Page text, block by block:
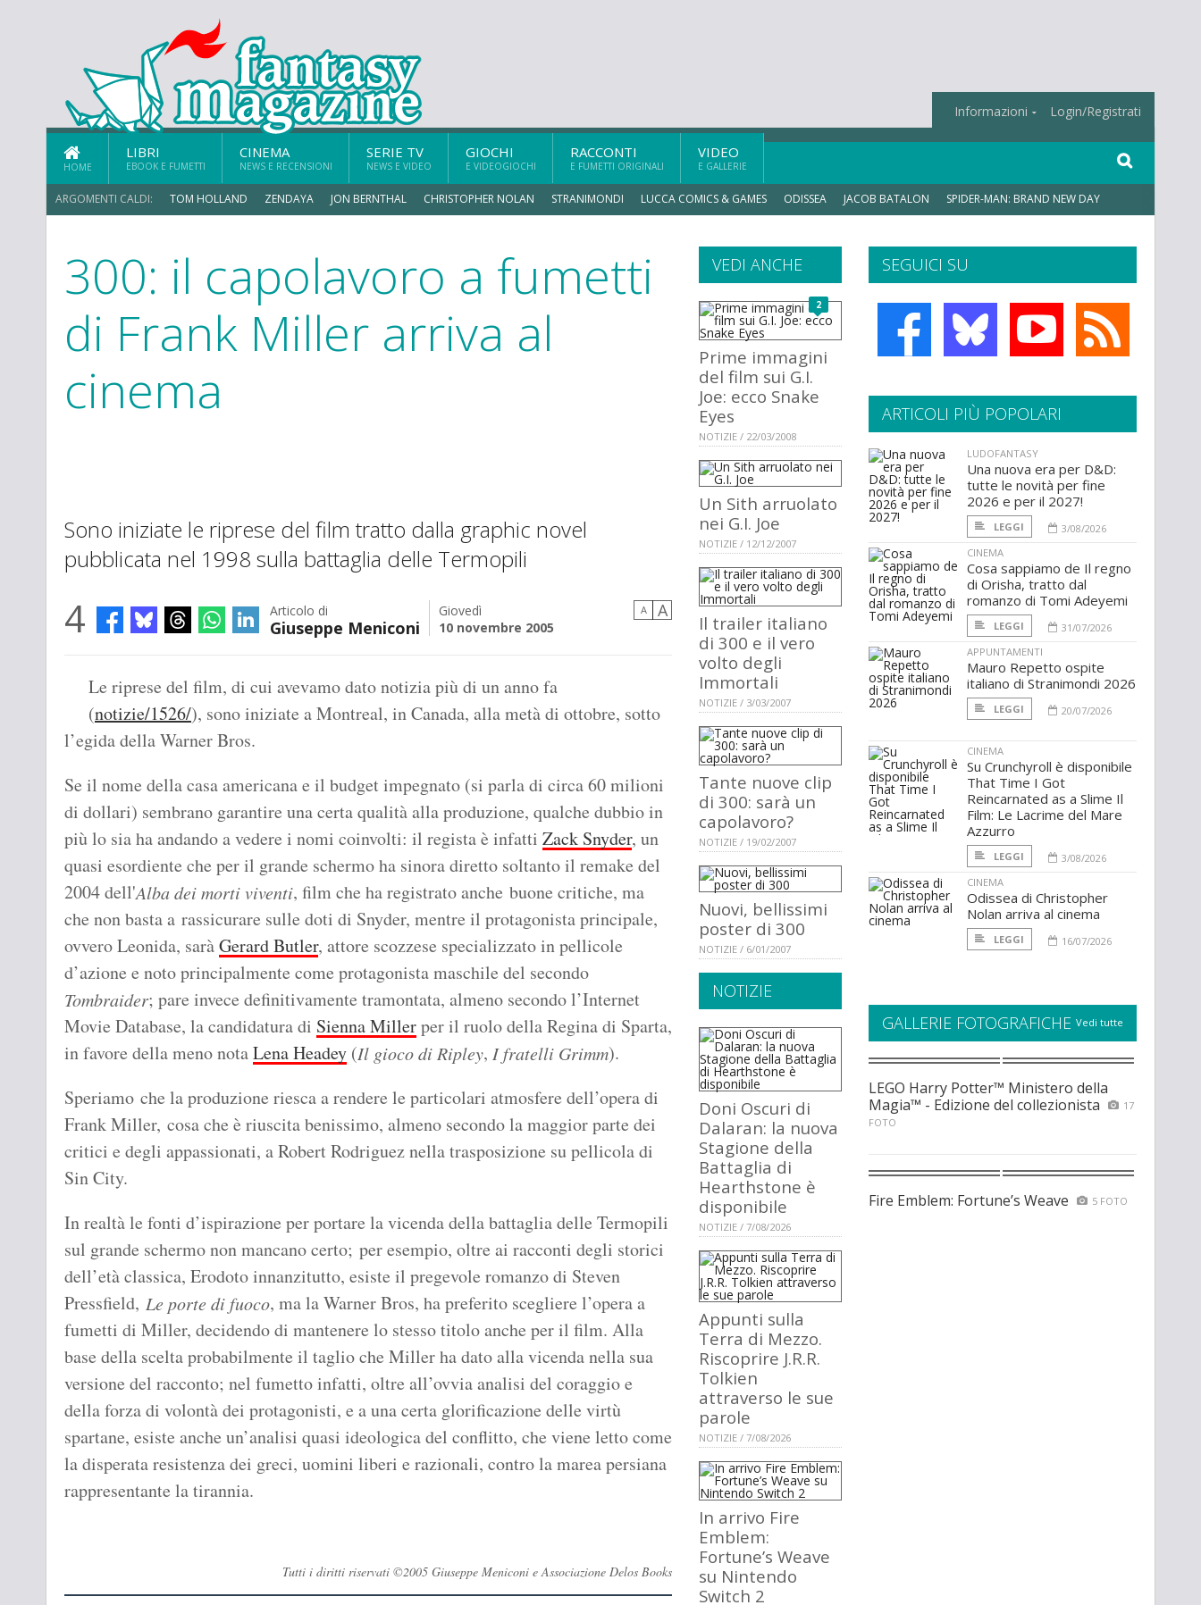
Informazioni Login/Registrati
HOME
LIBRI
EBOOK E FUMETTI
CINEMA
NEWS E RECENSIONI
SERIE TV
NEWS E VIDEO
GIOCHI
E VIDEOGIOCHI
RACCONTI
E FUMETTI ORIGINALI
VIDEO
E GALLERIE
ARGOMENTI CALDI: TOM HOLLAND ZENDAYA JON BERNTHAL CHRISTOPHER NOLAN STRANIMONDI LUCCA COMICS & GAMES ODISSEA JACOB BATALON SPIDER-MAN: BRAND NEW DAY
MICHAEL MANDO
300: il capolavoro a fumetti
di Frank Miller arriva al
cinema
Sono iniziate le riprese del film tratto dalla graphic novel
pubblicata nel 1998 sulla battaglia delle Termopili
4 Articolo di
Giuseppe Meniconi
Giovedì
10 novembre 2005
A A
Le riprese del film, di cui avevamo dato notizia più di un anno fa
(notizie/1526/), sono iniziate a Montreal, in Canada, alla metà di ottobre, sotto
l’egida della Warner Bros.
Se il nome della casa americana e il budget impegnato (si parla di circa 60 milioni
di dollari) sembrano garantire una certa qualità alla produzione, qualche dubbio in
più lo sia ha andando a vedere i nomi coinvolti: il regista è infatti Zack Snyder, un
quasi esordiente che per il grande schermo ha sinora diretto soltanto il remake del
2004 dell'Alba dei morti viventi, film che ha registrato anche buone critiche, ma
che non basta a rassicurare sulle doti di Snyder, mentre il protagonista principale,
ovvero Leonida, saràGerard Butler, attore scozzese specializzato in pellicole
d’azione e noto principalmente come protagonista maschile del secondo
Tombraider; pare invece definitivamente tramontata, almeno secondo l’Internet
Movie Database, la candidatura di Sienna Millerper il ruolo della Regina di Sparta,
in favore della meno notaLena Headey (Il gioco di Ripley, I fratelli Grimm).
Speriamo che la produzione riesca a rendere le particolari atmosfere dell’opera di
Frank Miller, cosa che è riuscita benissimo, almeno secondo la maggior parte dei
critici e degli appassionati, a Robert Rodriguez nella trasposizione su pellicola di
Sin City.
In realtà le fonti d’ispirazione per portare la vicenda della battaglia delle Termopili
sul grande schermo non mancano certo; per esempio, oltre ai racconti degli storici
dell’età classica, Erodoto innanzitutto, esiste il pregevole romanzo di Steven
Pressfield, Le porte di fuoco, ma la Warner Bros, ha preferito scegliere l’opera a
fumetti di Miller, decidendo di mantenere lo stesso titolo anche per il film. Alla
base della scelta probabilmente il taglio che Miller ha dato alla vicenda nella sua
versione del racconto; nel fumetto infatti, oltre all’ovvia analisi del coraggio e
della forza di volontà dei protagonisti, e a una certa glorificazione delle virtù
spartane, esiste anche un’analisi quasi ideologica del conflitto, che viene letto come
la disperata resistenza dei greci, uomini liberi e razionali, contro la marea persiana
rappresentante la tirannia.
Tutti i diritti riservati ©2005 Giuseppe Meniconi e Associazione Delos Books
SEGUICI SU
VEDI ANCHE
2
Prime immagini
del film sui G.I.
Joe: ecco Snake
Eyes
NOTIZIE / 22/03/2008
Un Sith arruolato
nei G.I. Joe
NOTIZIE / 12/12/2007
Il trailer italiano
di 300 e il vero
volto degli
Immortali
NOTIZIE / 3/03/2007
Tante nuove clip
di 300: sarà un
capolavoro?
NOTIZIE / 19/02/2007
Nuovi, bellissimi
poster di 300
NOTIZIE / 6/01/2007
NOTIZIE
Doni Oscuri di
Dalaran: la nuova
Stagione della
Battaglia di
Hearthstone è
disponibile
NOTIZIE / 7/08/2026
Appunti sulla
Terra di Mezzo.
Riscoprire J.R.R.
Tolkien
attraverso le sue
parole
NOTIZIE / 7/08/2026
In arrivo Fire
Emblem:
Fortune’s Weave
su Nintendo
Switch 2
ARTICOLI PIÙ POPOLARI
LUDOFANTASY
Una nuova era per D&D:
tutte le novità per fine
2026 e per il 2027!
LEGGI
3/08/2026
CINEMA
Cosa sappiamo de Il regno
di Orisha, tratto dal
romanzo di Tomi Adeyemi
LEGGI
31/07/2026
APPUNTAMENTI
Mauro Repetto ospite
italiano di Stranimondi 2026
LEGGI 20/07/2026
CINEMA
Su Crunchyroll è disponibile
That Time I Got
Reincarnated as a Slime Il
Film: Le Lacrime del Mare
Azzurro
LEGGI
3/08/2026
CINEMA
Odissea di Christopher
Nolan arriva al cinema
LEGGI 16/07/2026
GALLERIE FOTOGRAFICHE Vedi tutte
LEGO Harry Potter™ Ministero della
Magia™ - Edizione del collezionista
17
FOTO
Fire Emblem: Fortune’s Weave 5 FOTO